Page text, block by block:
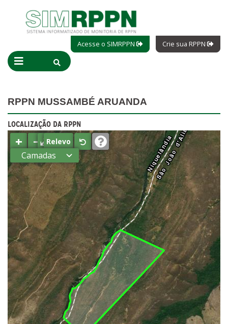
Acesse o SIMRPPN Crie sua RPPN
RPPN MUSSAMBÉ ARUANDA
LOCALIZAÇÃO DA RPPN
+ −⤢Relevo
Camadas
Estados
Municípios
Terras
indígenas
(FUNAI)
UC Federal
UC Estaduais
UC
Municipais
Hidrografia
1:1.000.000
(ANA)